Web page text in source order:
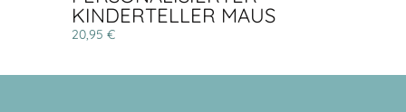
KINDERTELLER MAUS
20,95 €